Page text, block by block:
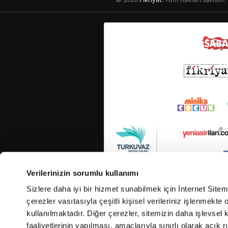
Verilerinizin sorumlu kullanımı
Sizlere daha iyi bir hizmet sunabilmek için İnternet
çerezler vasıtasıyla çeşitli kişisel verileriniz işlenmekte
kullanılmaktadır. Diğer çerezler, sitemizin daha
faaliyetlerinin yapılması, amaçlarıyla sınırlı olarak